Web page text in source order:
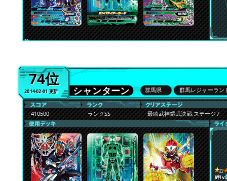
74位
2014-02-01 更新 シャンターン 群馬県 群馬レジャーラン
410500 ランクSS 最凶武神鎧武決戦 ステージ7
絆